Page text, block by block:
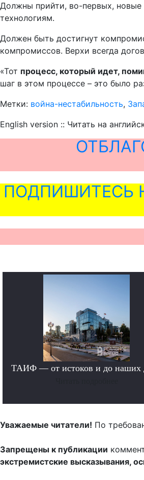
Должны прийти, во-первых, новые
технологиям.
Должен быть достигнут
компромиссов. Верхи всегда
«Тот процесс, который идет,
шаг в этом процессе – это было
Метки: война-нестабильность,
English version :: Читать на
ПОДПИШИТЕСЬ
ТАИФ — от истоков и до наших
Уважаемые читатели! По
Запрещены к публикации
экстремистские высказывания,